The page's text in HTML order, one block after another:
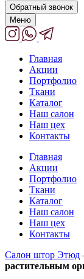
Обратный звонок
Меню
Главная
Акции
Портфолио
Ткани
Каталог
Наш салон
Наш цех
Контакты
Главная
Акции
Портфолио
Ткани
Каталог
Наш салон
Наш цех
Контакты
Салон штор Этюд
растительным